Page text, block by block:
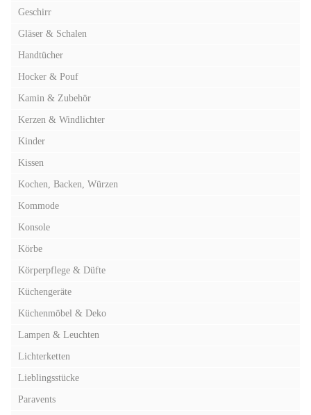
Geschirr
Gläser & Schalen
Handtücher
Hocker & Pouf
Kamin & Zubehör
Kerzen & Windlichter
Kinder
Kissen
Kochen, Backen, Würzen
Kommode
Konsole
Körbe
Körperpflege & Düfte
Küchengeräte
Küchenmöbel & Deko
Lampen & Leuchten
Lichterketten
Lieblingsstücke
Paravents